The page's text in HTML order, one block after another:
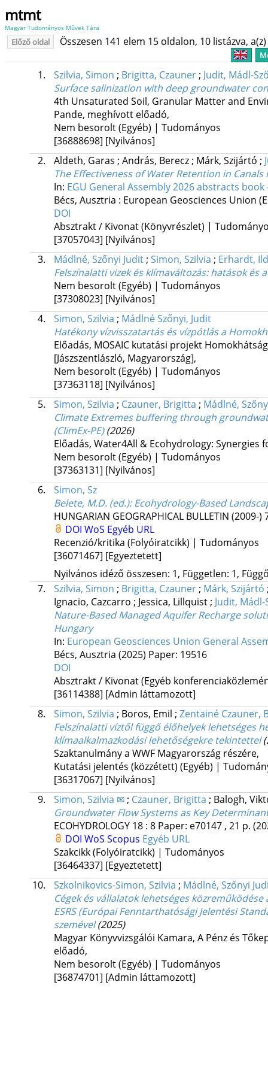
mtmt
Magyar Tudományos Művek Tára
Előző oldal Összesen 141 elem 15 oldalon, 10 listázva,
1. Szilvia, Simon ; Brigitta, Czauner; Judit, Mádl-
Surface salinization with deep groundwater
4th Unsaturated Soil, Granular Matter and
Pande, meghívott előadó,
Nem besorolt (Egyéb) | Tudományos
[36888698] [Nyilvános]
2.
Aldeth, Garas ; András, Berecz; Márk, Szijártó ;
The Effectiveness of Water Retention in
In: EGU General Assembly 2026 abstracts
Bécs, Ausztria : European Geosciences Union
DOI
Absztrakt / Kivonat (Könyvrészlet) |
[37057043] [Nyilvános]
3.
Mádlné, Szőnyi Judit; Simon, Szilvia ; Erhardt,
Felszínalatti vizek és klímaváltozás: hatások és
Nem besorolt (Egyéb) | Tudományos
[37308023] [Nyilvános]
4.
Simon, Szilvia ; Mádlné Szőnyi, Judit
Hatékony vízvisszatartás és vízpótlás a
Előadás, MOSAIC kutatási projekt
[Jászszentlászló, Magyarország],
Nem besorolt (Egyéb) | Tudományos
[37363118] [Nyilvános]
5.
Simon, Szilvia ; Czauner, Brigitta ; Mádlné,
Climate Extremes buffering through
(ClimEx-PE) (2026)
Előadás, Water4All & Ecohydrology: Synergies
Nem besorolt (Egyéb) | Tudományos
[37363131] [Nyilvános]
6.
Simon, Sz
Belete, M.D. (ed.): Ecohydrology-Based
HUNGARIAN GEOGRAPHICAL BULLETIN (2009-)
DOI WoS Egyéb URL
Recenzió/kritika (Folyóiratcikk) | Tudományos
[36071467] [Egyeztetett]
Nyilvános idéző összesen: 1, Független: 1,
7.
Szilvia, Simon ; Brigitta, Czauner; Márk, Szijártó
Ignacio, Cazcarro ; Jessica, Lillquist; Judit, Mádl-
Nature-Based Managed Aquifer Recharge
Hungary
In: European Geosciences Union General
Bécs, Ausztria (2025) Paper: 19516
DOI
Absztrakt / Kivonat (Egyéb
[36114388] [Admin láttamozott]
8.
Simon, Szilvia ; Boros, Emil ; Zentainé Czauner,
Felszínalatti víztől függő élőhelyek lehetséges
klímaalkalmazkodási lehetőségekre tekintettel
Szaktanulmány a WWF Magyarország részére,
Kutatási jelentés (közzétett) (Egyéb) |
[36317067] [Nyilvános]
9.
Simon, Szilvia ✉; Czauner, Brigitta ; Balogh,
Groundwater Flow Systems as Key
ECOHYDROLOGY 18: 8 Paper: e70147 , 21 p.
DOI WoS Scopus Egyéb URL
Szakcikk (Folyóiratcikk) | Tudományos
[36464337] [Egyeztetett]
10.
Szkolnikovics-Simon, Szilvia ; Mádlné, Szőnyi
Cégek és vállalatok lehetséges
ESRS (Európai Fenntarthatósági Jelentési
szemével (2025)
Magyar Könyvvizsgálói Kamara, A Pénz és
előadó,
Nem besorolt (Egyéb) | Tudományos
[36874701] [Admin láttamozott]